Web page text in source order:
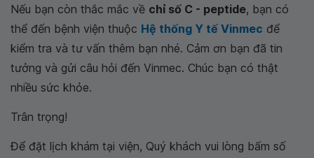
Nếu bạn còn thắc mắc về chỉ số C - peptide, bạn có
thể đến bệnh viện thuộc Hệ thống Y tế Vinmec để
kiểm tra và tư vấn thêm bạn nhé. Cảm ơn bạn đã tin
tưởng và gửi câu hỏi đến Vinmec. Chúc bạn có thật
nhiều sức khỏe.
Trân trọng!
Để đặt lịch khám tại viện, Quý khách vui lòng bấm số